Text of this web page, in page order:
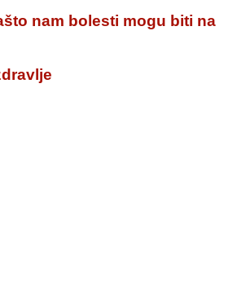
nam bolesti mogu biti na